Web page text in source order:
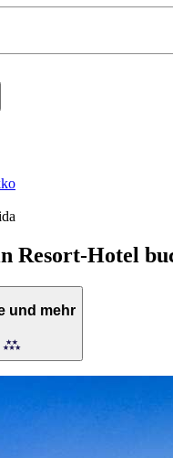
Resort-Hotel
und mehr